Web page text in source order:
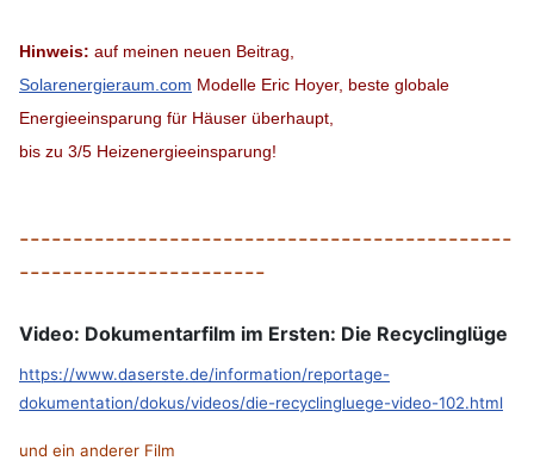
Hinweis: auf meinen neuen Beitrag,
Solarenergieraum.com Modelle Eric Hoyer, beste globale
Energieeinsparung für Häuser überhaupt,
bis zu 3/5 Heizenergieeinsparung!
----------------------------------------------
-----------------------
Video: Dokumentarfilm im Ersten: Die Recyclinglüge
https://www.daserste.de/information/reportage-
dokumentation/dokus/videos/die-recyclingluege-video-102.html
und ein anderer Film